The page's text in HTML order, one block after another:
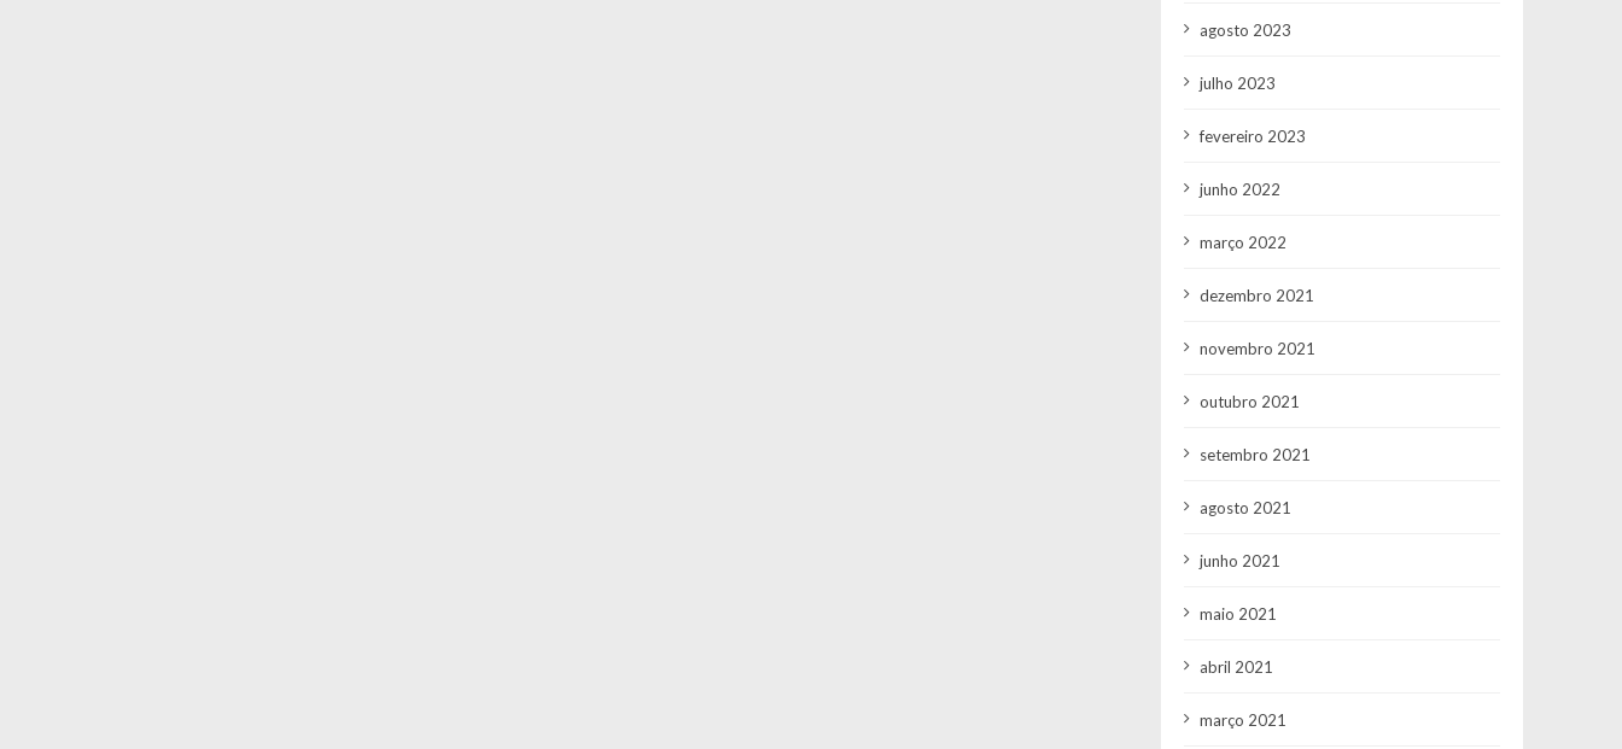
agosto 2023
julho 2023
fevereiro 2023
junho 2022
março 2022
dezembro 2021
novembro 2021
outubro 2021
setembro 2021
agosto 2021
junho 2021
maio 2021
abril 2021
março 2021